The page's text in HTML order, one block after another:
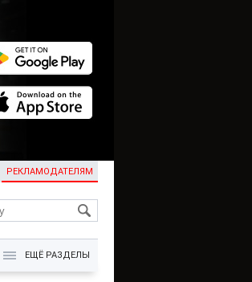
РЕКЛАМОДАТЕЛЯМ
KG
ЕЩЁ РАЗДЕЛЫ